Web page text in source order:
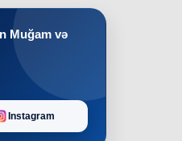
Muğam və
Instagram